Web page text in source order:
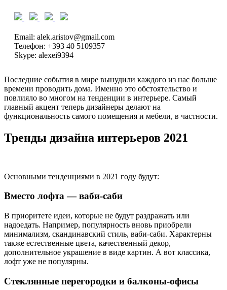
Email: alek.aristov@gmail.com
Телефон: +393 40 5109357
Skype: alexei9394
Последние события в мире вынудили каждого из нас больше
времени проводить дома. Именно это обстоятельство и
повлияло во многом на тенденции в интерьере. Самый
главный акцент теперь дизайнеры делают на
функциональность самого помещения и мебели, в частности.
Тренды дизайна интерьеров 2021
Основными тенденциями в 2021 году будут:
Вместо лофта — ваби-саби
В приоритете идеи, которые не будут раздражать или
надоедать. Например, популярность вновь приобрели
минимализм, скандинавский стиль, ваби-саби. Характерны
также естественные цвета, качественный декор,
дополнительное украшение в виде картин. А вот классика,
лофт уже не популярны.
Стеклянные перегородки и балконы-офисы